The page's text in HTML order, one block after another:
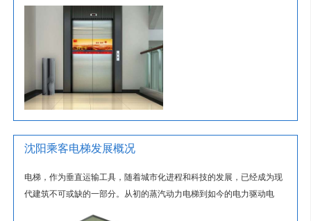
平安运行并非自然而然，它背后离...
沈阳乘客电梯发展概况
电梯，作为垂直运输工具，随着城市化进程和科技的发展，已经成为现
代建筑不可或缺的一部分。从初的蒸汽动力电梯到如今的电力驱动电